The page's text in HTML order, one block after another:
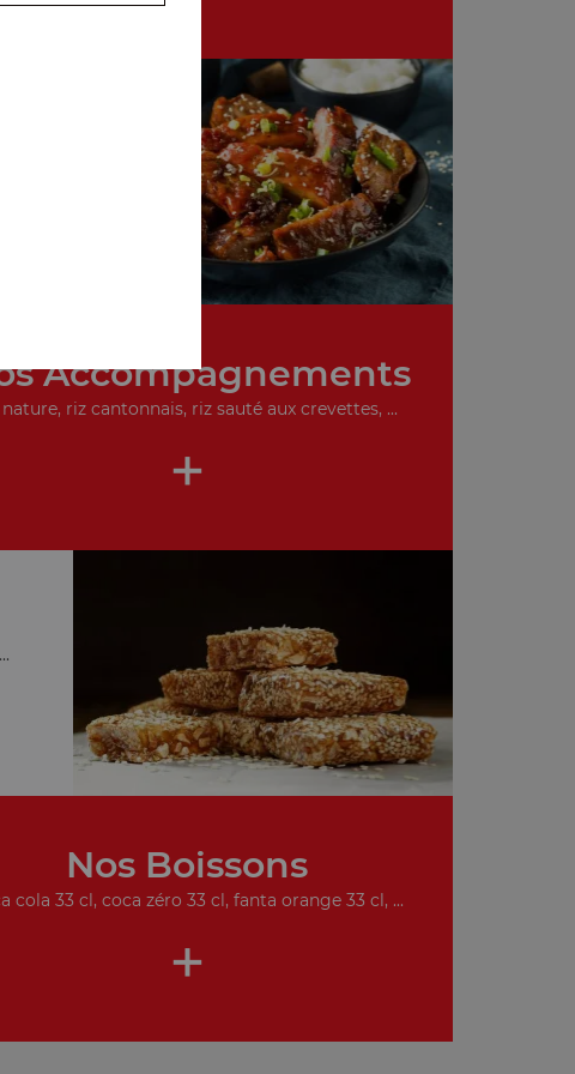
Accompagnements
riz cantonnais, riz sauté aux crevettes, ...
+
Nos Boissons
cola 33 cl, coca zéro 33 cl, fanta orange 33 cl, ...
+